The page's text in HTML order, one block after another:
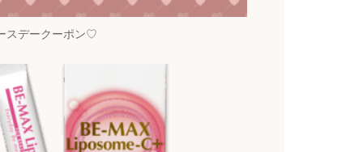
スデークーポン♡